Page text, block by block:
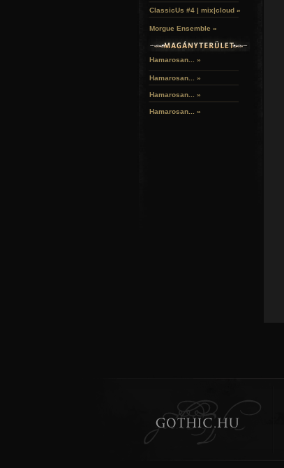
ClassicUs #4 | mix|cloud »
Morgue Ensemble »
Hamarosan... »
Hamarosan... »
Hamarosan... »
Hamarosan... »